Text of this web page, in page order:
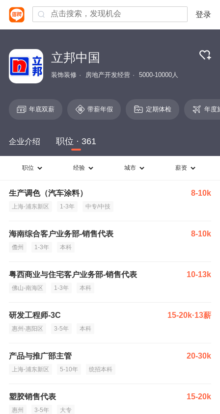
登录
立邦中国
装饰装修 房地产开发经营 5000-10000人
年底双薪 带薪年假 定期体检 年度
企业介绍 职位 · 361
职位 经验 城市 薪资
生产调色（汽车涂料） 8-10k
上海-浦东新区 1-3年 中专/中技
海南综合客户业务部-销售代表 8-10k
儋州 1-3年 本科
粤西商业与住宅客户业务部-销售代表 10-13k
佛山-南海区 1-3年 本科
研发工程师-3C 15-20k·13薪
惠州-惠阳区 3-5年 本科
产品与推广部主管 20-30k
上海-浦东新区 5-10年 统招本科
塑胶销售代表 15-20k
惠州 3-5年 大专